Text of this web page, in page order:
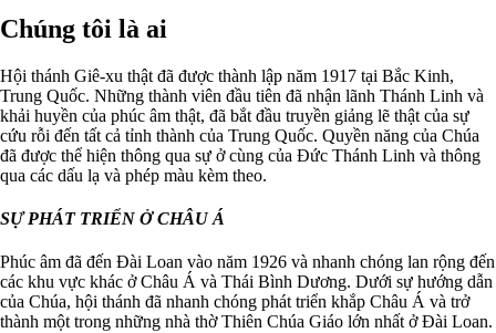
Chúng tôi là ai
Hội thánh Giê-xu thật đã được thành lập năm 1917 tại Bắc Kinh,
Trung Quốc. Những thành viên đầu tiên đã nhận lãnh Thánh Linh và
khải huyền của phúc âm thật, đã bắt đầu truyền giảng lẽ thật của sự
cứu rỗi đến tất cả tỉnh thành của Trung Quốc. Quyền năng của Chúa
đã được thể hiện thông qua sự ở cùng của Đức Thánh Linh và thông
qua các dấu lạ và phép màu kèm theo.
SỰ PHÁT TRIỂN Ở CHÂU Á
Phúc âm đã đến Đài Loan vào năm 1926 và nhanh chóng lan rộng đến
các khu vực khác ở Châu Á và Thái Bình Dương. Dưới sự hướng dẫn
của Chúa, hội thánh đã nhanh chóng phát triển khắp Châu Á và trở
thành một trong những nhà thờ Thiên Chúa Giáo lớn nhất ở Đài Loan.